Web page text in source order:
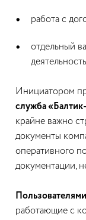
работа с
отдельный
Инициатором
служба
крайне важно
документы
оперативного
документации,
работающие с